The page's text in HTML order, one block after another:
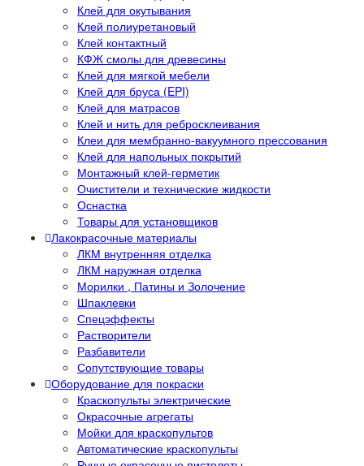
Клей для окутывания
Клей полиуретановый
Клей контактный
КФЖ смолы для древесины
Клей для мягкой мебели
Клей для бруса (EPI)
Клей для матрасов
Клей и нить для ребросклеивания
Клеи для мембранно-вакуумного прессования
Клей для напольных покрытий
Монтажный клей-герметик
Очистители и технические жидкости
Оснастка
Товары для установщиков
Лакокрасочные материалы
ЛКМ внутренняя отделка
ЛКМ наружная отделка
Морилки , Патины и Золочение
Шпаклевки
Спецэффекты
Растворители
Разбавители
Сопутствующие товары
Оборудование для покраски
Краскопульты электрические
Окрасочные агрегаты
Мойки для краскопультов
Автоматические краскопульты